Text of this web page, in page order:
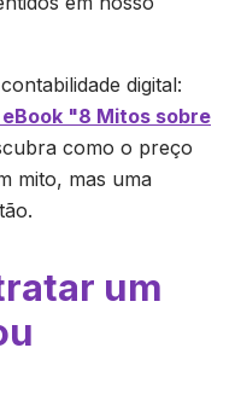
digital:
"8 Mitos sobre
como o preço
mito, mas uma
um